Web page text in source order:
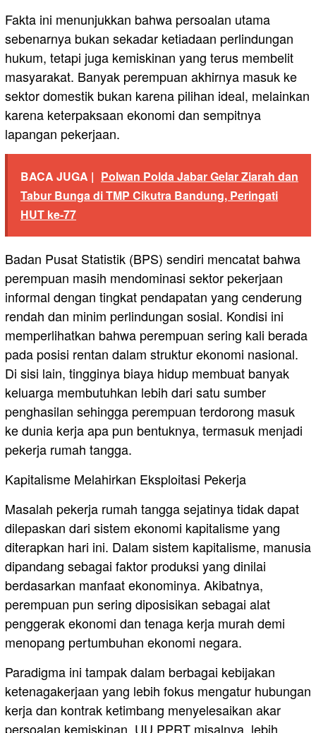
Fakta ini menunjukkan bahwa persoalan utama
sebenarnya bukan sekadar ketiadaan perlindungan
hukum, tetapi juga kemiskinan yang terus membelit
masyarakat. Banyak perempuan akhirnya masuk ke
sektor domestik bukan karena pilihan ideal, melainkan
karena keterpaksaan ekonomi dan sempitnya
lapangan pekerjaan.
BACA JUGA | Polwan Polda Jabar Gelar Ziarah dan
Tabur Bunga di TMP Cikutra Bandung, Peringati
HUT ke-77
Badan Pusat Statistik (BPS) sendiri mencatat bahwa
perempuan masih mendominasi sektor pekerjaan
informal dengan tingkat pendapatan yang cenderung
rendah dan minim perlindungan sosial. Kondisi ini
memperlihatkan bahwa perempuan sering kali berada
pada posisi rentan dalam struktur ekonomi nasional.
Di sisi lain, tingginya biaya hidup membuat banyak
keluarga membutuhkan lebih dari satu sumber
penghasilan sehingga perempuan terdorong masuk
ke dunia kerja apa pun bentuknya, termasuk menjadi
pekerja rumah tangga.
Kapitalisme Melahirkan Eksploitasi Pekerja
Masalah pekerja rumah tangga sejatinya tidak dapat
dilepaskan dari sistem ekonomi kapitalisme yang
diterapkan hari ini. Dalam sistem kapitalisme, manusia
dipandang sebagai faktor produksi yang dinilai
berdasarkan manfaat ekonominya. Akibatnya,
perempuan pun sering diposisikan sebagai alat
penggerak ekonomi dan tenaga kerja murah demi
menopang pertumbuhan ekonomi negara.
Paradigma ini tampak dalam berbagai kebijakan
ketenagakerjaan yang lebih fokus mengatur hubungan
kerja dan kontrak ketimbang menyelesaikan akar
persoalan kemiskinan. UU PPRT misalnya, lebih